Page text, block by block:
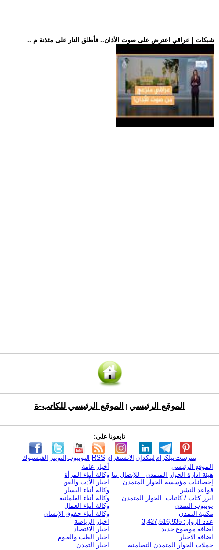
.. شبكات | عراقي اعترض على صوت الأذان.. فأطلق النار على مئذنة م
الموقع الرئيسي الموقع الرئيسي للكاتب-ة
تابعونا على:
الفيسبوك التويتر اليوتيوب RSS الانستغرام لينكدإن تيلكرامبنترست
الموقع الرئيسي
هيئة ادارة الحوار المتمدن - للإتصال بنا
إحصائيات مؤسسة الحوار المتمدن
قواعد النشر
ابرز كتاب / كاتبات الحوار المتمدن
يوتيوب التمدن
مكتبة التمدن
عدد الزوار: 3,427,516,935
اضافة موضوع جديد
اضافة الاخبار
حملات الحوار المتمدن التضامنية
أخبار عامة
وكالة أنباء المرأة
اخبار الأدب والفن
وكالة أنباء اليسار
وكالة أنباء العلمانية
وكالة أنباء العمال
وكالة أنباء حقوق الإنسان
اخبار الرياضة
اخبار الاقتصاد
اخبار الطب والعلوم
اخبار التمدن